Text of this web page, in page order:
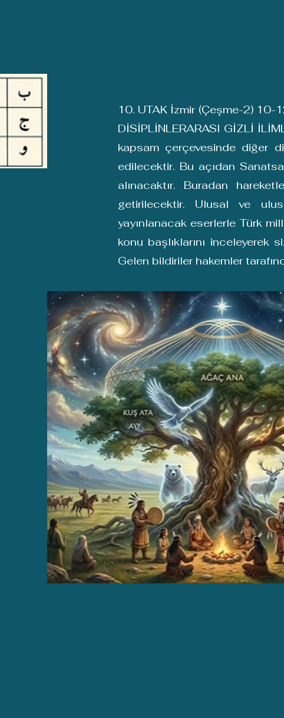
10. UTAK İzmir (Çeşme-2)
DİSİPLİNLERARASI GİZLİ
kapsam çerçevesinde diğer
edilecektir. Bu açıdan
alınacaktır. Buradan
getirilecektir. Ulusal ve
yayınlanacak eserlerle Türk
konu başlıklarını
Gelen bildiriler hakemler